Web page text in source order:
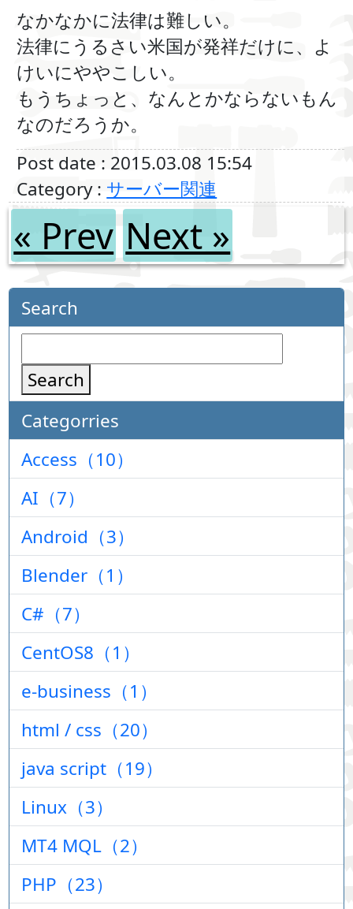
なかなかに法律は難しい。
法律にうるさい米国が発祥だけに、よ
けいにややこしい。
もうちょっと、なんとかならないもん
なのだろうか。
Post date : 2015.03.08 15:54
Category : サーバー関連
« Prev Next »
Search
Search
Categorries
Access（10）
AI（7）
Android（3）
Blender（1）
C#（7）
CentOS8（1）
e-business（1）
html / css（20）
java script（19）
Linux（3）
MT4 MQL（2）
PHP（23）